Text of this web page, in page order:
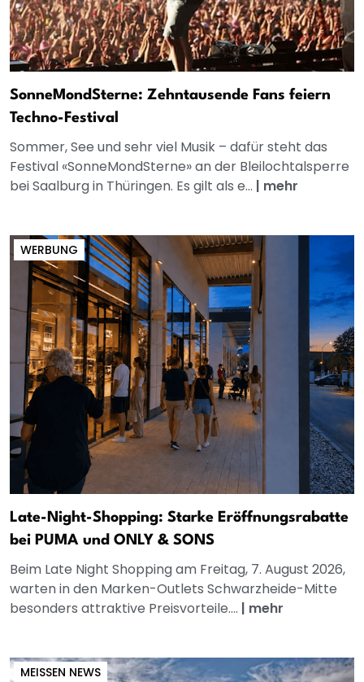
SonneMondSterne: Zehntausende Fans feiern
Techno-Festival
Sommer, See und sehr viel Musik – dafür steht das
Festival «SonneMondSterne» an der Bleilochtalsperre
bei Saalburg in Thüringen. Es gilt als e... | mehr
WERBUNG
Late-Night-Shopping: Starke Eröffnungsrabatte
bei PUMA und ONLY & SONS
Beim Late Night Shopping am Freitag, 7. August 2026,
warten in den Marken-Outlets Schwarzheide-Mitte
besonders attraktive Preisvorteile.... | mehr
MEISSEN NEWS